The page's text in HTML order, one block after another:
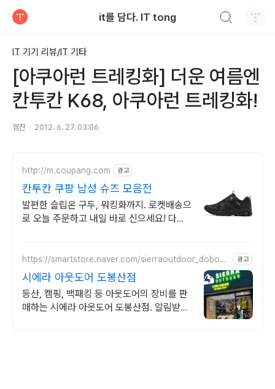
it를 담다. IT tong
IT 기기 리뷰/IT 기타
[아쿠아런 트레킹화] 더운 여름엔
칸투칸 K68, 아쿠아런 트레킹화!
엠찬 2012. 6. 27. 03:06
http://m.coupang.com 광고
칸투칸 쿠팡 남성 슈즈 모음전
발편한 슬립온 구두, 워킹화까지. 로켓배송으
로 오늘 주문하고 내일 바로 신으세요! 다이
https://smartstore.naver.com/sierraoutdoor_dobong
광고
시에라 아웃도어 도봉산점
등산, 캠핑, 백패킹 등 아웃도어의 장비를 판
매하는 시에라 아웃도어 도봉산점. 알림받기